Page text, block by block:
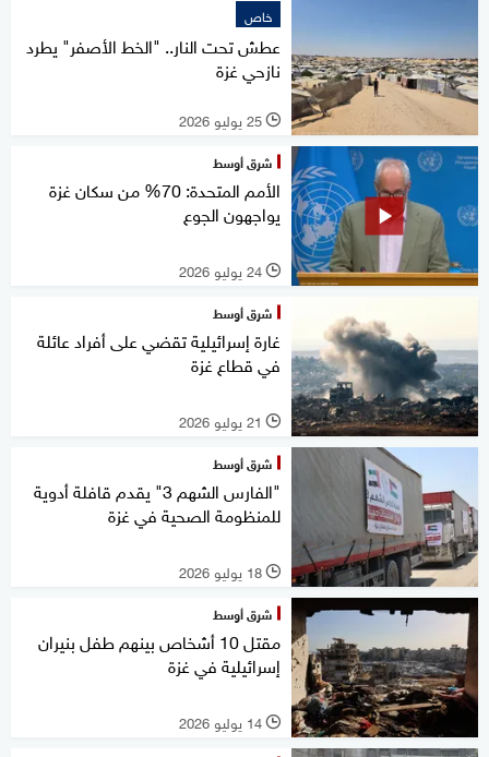
خاص
عطش تحت النار.. "الخط الأصفر" يطرد
نازحي غزة
l 25 يوليو 2026
شرق أوسط
الأمم المتحدة: 70% من سكان غزة
يواجهون الجوع
l 24 يوليو 2026
شرق أوسط
غارة إسرائيلية تقضي على أفراد عائلة
في قطاع غزة
l 21 يوليو 2026
شرق أوسط
"الفارس الشهم 3" يقدم قافلة أدوية
للمنظومة الصحية في غزة
l 18 يوليو 2026
شرق أوسط
مقتل 10 أشخاص بينهم طفل بنيران
إسرائيلية في غزة
l 14 يوليو 2026